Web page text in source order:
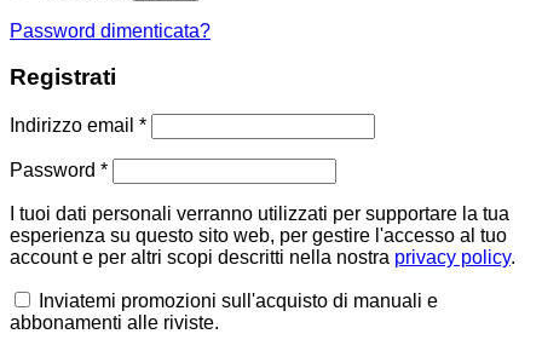
Password dimenticata?
Registrati
Indirizzo email *Richiesto
Password *Richiesto
I tuoi dati personali verranno utilizzati per supportare la tua
esperienza su questo sito web, per gestire l'accesso al tuo
account e per altri scopi descritti nella nostra privacy policy.
Inviatemi promozioni sull'acquisto di manuali e
abbonamenti alle riviste.